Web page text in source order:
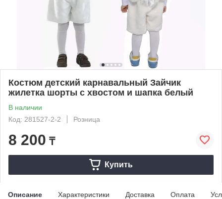
Костюм детский карнавальный Зайчик
жилетка шорты с хвостом и шапка белый
В наличии
Код: 281527-2-2
Розница
8 200 ₸
Купить
Описание Характеристики Доставка Оплата